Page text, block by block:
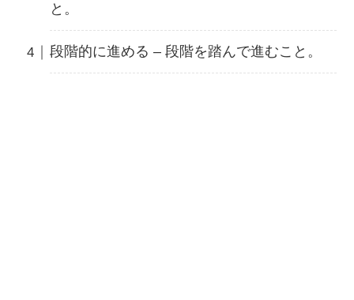
と。
段階的に進める – 段階を踏んで進むこと。